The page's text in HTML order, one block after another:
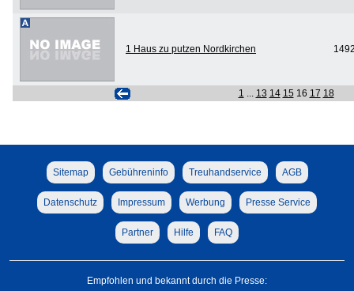
1 Haus zu putzen Nordkirchen
1 13 14 15 16 17 18
Sitemap Gebühreninfo Treuhandservice AGB
Datenschutz Impressum Werbung Presse Service
Partner Hilfe FAQ
Empfohlen und bekannt durch die Presse: